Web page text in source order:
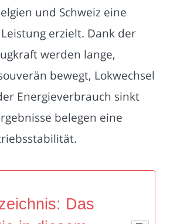
und Schweiz eine
erzielt. Dank der
werden lange,
bewegt, Lokwechsel
Energieverbrauch sinkt
belegen eine
Das